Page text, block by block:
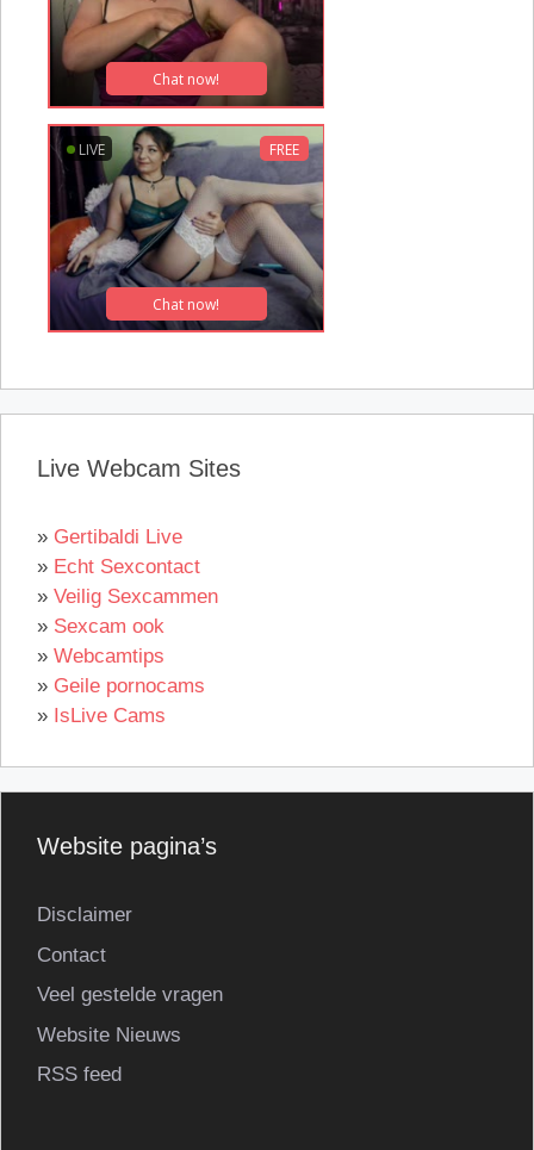
Live Webcam Sites
» Gertibaldi Live
» Echt Sexcontact
» Veilig Sexcammen
» Sexcam ook
» Webcamtips
» Geile pornocams
» IsLive Cams
Website pagina’s
Disclaimer
Contact
Veel gestelde vragen
Website Nieuws
RSS feed